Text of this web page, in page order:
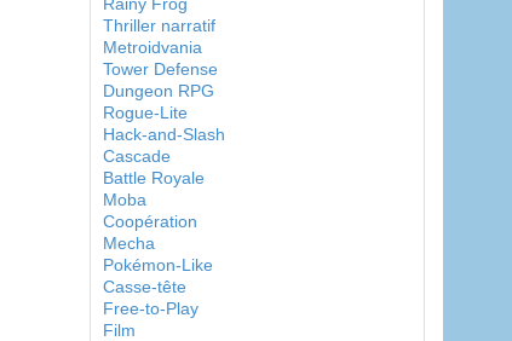
Thriller narratif
Metroidvania
Tower Defense
Dungeon RPG
Rogue-Lite
Hack-and-Slash
Cascade
Battle Royale
Moba
Coopération
Mecha
Pokémon-Like
Casse-tête
Free-to-Play
Film